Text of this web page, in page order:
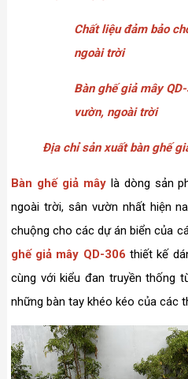
Chất liệu đảm bảo
ngoài trời
Bàn ghế giả mây
vườn, ngoài trời
Địa chỉ sản xuất bàn ghế
Bàn ghế giả mâylà dòng sản
ngoài trời, sân vườn nhất hiện
chuộng cho các dự án biển của
ghế giả mây QD-306 thiết kế
cùng với kiểu đan truyền thống
những bàn tay khéo kéo của các